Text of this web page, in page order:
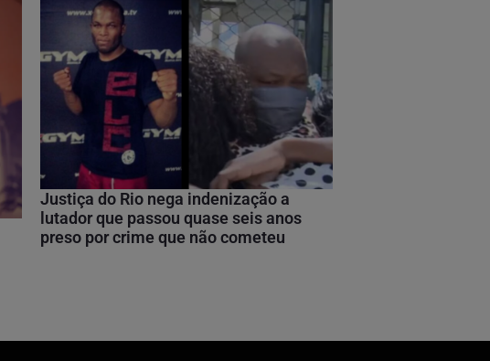
Justiça do Rio nega indenização a
lutador que passou quase seis anos
preso por crime que não cometeu